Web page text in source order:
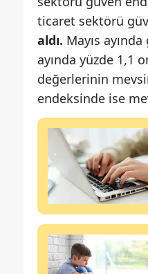
ticaret sektörü
aldı. Mayıs
ayında yüzde 1,1
değerlerinin
endeksinde ise